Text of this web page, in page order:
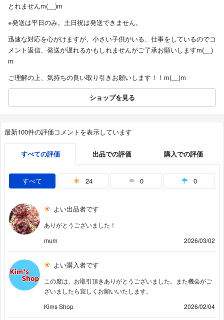
とれませんm(__)m
※発送は平日のみ。土日祝は発送できません。
迅速な対応を心がけますが、小さい子供がいる、仕事をしているのでコ
メント返信、発送が遅れるかもしれませんがご了承お願いしますm(__)
m
ご理解の上、気持ちの良い取り引きお願いします！！m(__)m
ショップを見る
最新100件の評価コメントを表示しています
すべての評価 出品での評価 購入での評価
すべて 24 0 0
よい出品者です
ありがとうございました！
mum
2026/03/02
よい購入者です
この度は、お取引頂きありがとうございました。また機会がご
ざいましたら宜しくお願いいたします。
Kims Shop
2026/02/04